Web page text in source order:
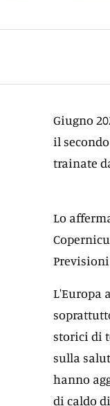
Giugno
il
trainate
Lo
L'Europa
storici di
sulla
hanno
di caldo